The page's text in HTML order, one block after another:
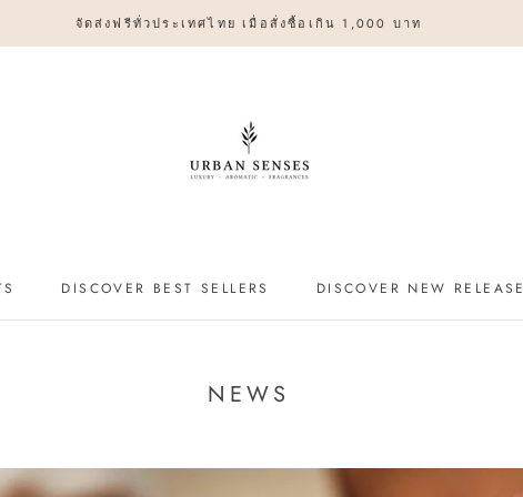
จัดส่งฟรีทั่วประเทศไทย เมื่อสั่งซื้อเกิน 1,000 บาท
DISCOVER BEST SELLERS
DISCOVER NEW RELEASE
NEWS